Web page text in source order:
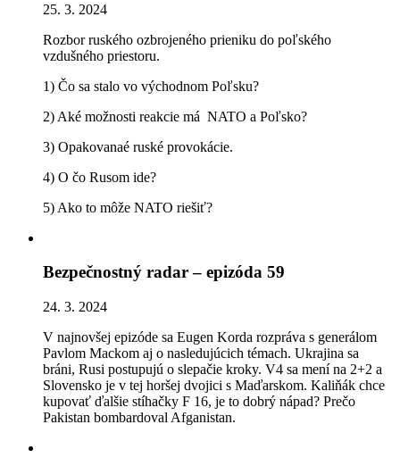
25. 3. 2024
Rozbor ruského ozbrojeného prieniku do poľského
vzdušného priestoru.
1) Čo sa stalo vo východnom Poľsku?
2) Aké možnosti reakcie má NATO a Poľsko?
3) Opakovanaé ruské provokácie.
4) O čo Rusom ide?
5) Ako to môže NATO riešiť?
Bezpečnostný radar – epizóda 59
24. 3. 2024
V najnovšej epizóde sa Eugen Korda rozpráva s generálom
Pavlom Mackom aj o nasledujúcich témach. Ukrajina sa
bráni, Rusi postupujú o slepačie kroky. V4 sa mení na 2+2 a
Slovensko je v tej horšej dvojici s Maďarskom. Kaliňák chce
kupovať ďalšie stíhačky F 16, je to dobrý nápad? Prečo
Pakistan bombardoval Afganistan.